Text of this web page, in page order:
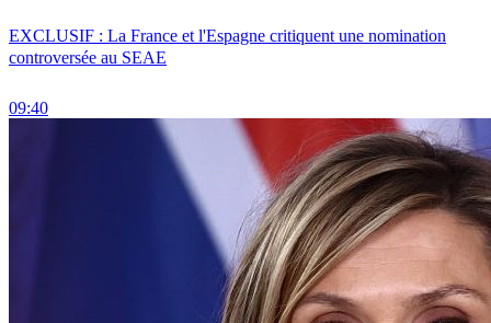
EXCLUSIF : La France et l'Espagne critiquent une nomination
controversée au SEAE
09:40